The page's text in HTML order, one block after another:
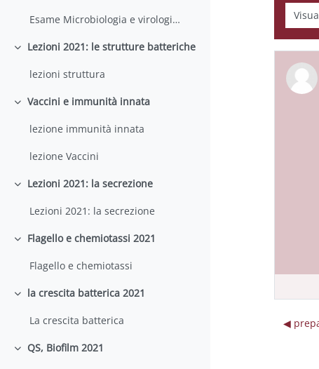
Esame Microbiologia e virologia 7 Febbraio
Minimizza
Lezioni 2021: le strutture batteriche
lezioni struttura
Minimizza
Vaccini e immunità innata
lezione immunità innata
lezione Vaccini
Minimizza
Lezioni 2021: la secrezione
Lezioni 2021: la secrezione
Minimizza
Flagello e chemiotassi 2021
Flagello e chemiotassi
Minimizza
la crescita batterica 2021
La crescita batterica
Minimizza
QS, Biofilm 2021
◀︎